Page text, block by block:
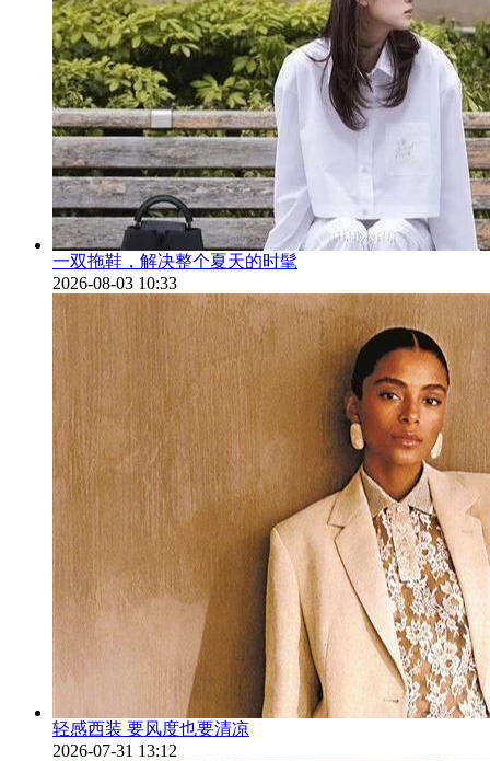
一双拖鞋，解决整个夏天的时髦
2026-08-03 10:33
轻感西装 要风度也要清凉
2026-07-31 13:12